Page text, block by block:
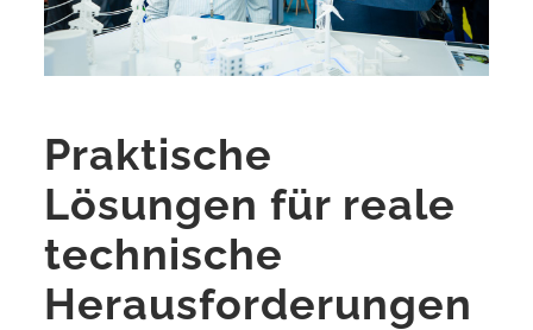
Praktische
Lösungen für reale
technische
Herausforderungen